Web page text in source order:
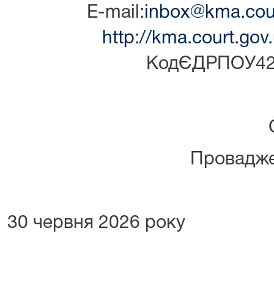
E-mail:
http://
30 червня 2026 року